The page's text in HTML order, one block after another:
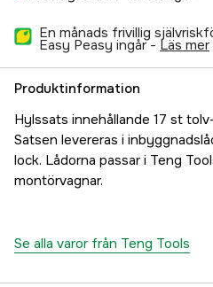
En månads frivillig
Easy Peasy ingår - läs mer
Produktinformation
Hylssats innehållande 17 st
Satsen levereras i
lock. Lådorna passar i Teng
montörvagnar.
Se alla varor från Teng Tools